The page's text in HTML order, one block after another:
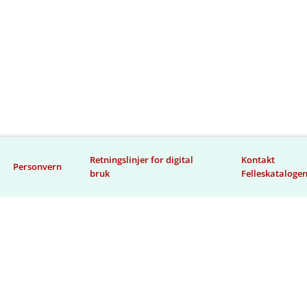
Personvern
Retningslinjer for digital
bruk
Kontakt
Felleskatalogen